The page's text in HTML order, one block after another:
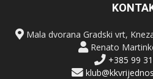
Mala dvorana Gradski vrt,
Renato
+385 99